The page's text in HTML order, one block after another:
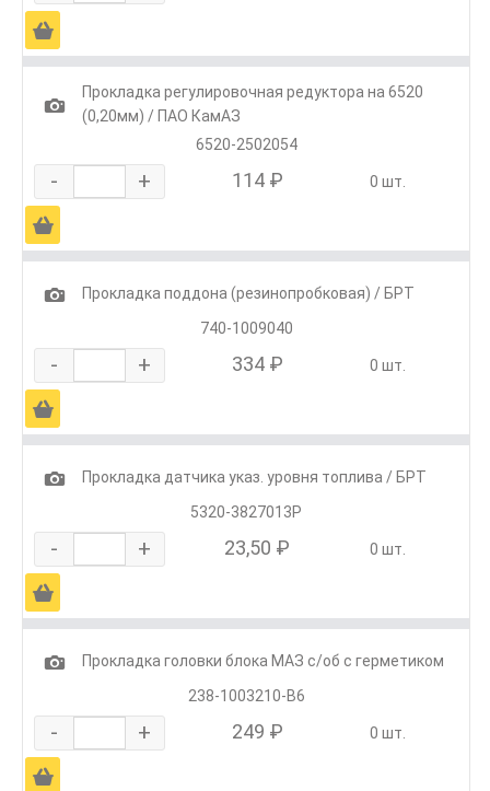
Ä
1
Прокладка регулировочная редуктора на 6520
(0,20мм) / ПАО КамАЗ
6520-2502054
- + 114 ₽ 0 шт.
Ä
1
Прокладка поддона (резинопробковая) / БРТ
740-1009040
- + 334 ₽ 0 шт.
Ä
1
Прокладка датчика указ. уровня топлива / БРТ
5320-3827013Р
- + 23,50 ₽ 0 шт.
Ä
1
Прокладка головки блока МАЗ с/об с герметиком
238-1003210-В6
- + 249 ₽ 0 шт.
Ä